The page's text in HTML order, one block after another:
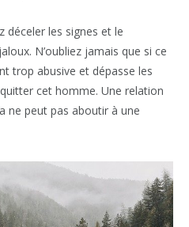
déceler les signes et le
N’oubliez jamais que si ce
trop abusive et dépasse les
cet homme. Une relation
ne peut pas aboutir à une